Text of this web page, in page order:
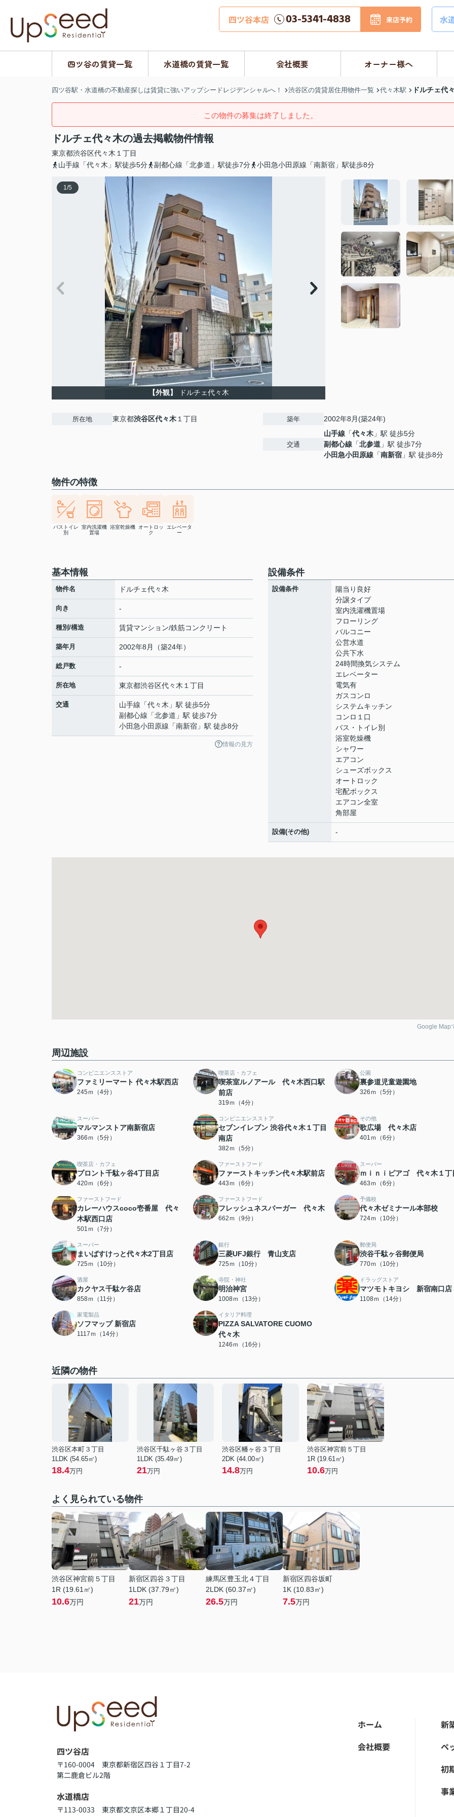
四ツ谷本店 03-5341-4838 来店予約 水
四ツ谷の賃貸一覧 水道橋の賃貸一覧 会社概要 オーナー様へ
四ツ谷駅・水道橋の不動産探しは賃貸に強いアップシードレジデンシャルへ！ 渋谷区の賃貸居住用物件一覧 代々木駅 ドルチェ代
この物件の募集は終了しました。
ドルチェ代々木の過去掲載物件情報
東京都渋谷区代々木 １丁目
山手線「代々木」駅徒歩5分
副都心線「北参道」駅徒歩7分 小田急小田原線「南新宿」駅徒歩8分
1/5
【外観】 ドルチェ代々木
所在地 東京都渋谷区代々木 １丁目 築年 2002年8月(築24年)
交通
山手線 「代々木 」駅 徒歩5分
副都心線 「北参道 」駅 徒歩7分
小田急小田原線 「南新宿 」駅 徒歩8分
物件の特徴
バストイレ
別
室内洗濯機
置場
浴室乾燥機
オートロッ
ク
エレベータ
ー
基本情報
物件名 ドルチェ代々木
向き -
種別/構造 賃貸マンション/鉄筋コンクリート
築年月 2002年8月（築24年）
総戸数 -
所在地 東京都渋谷区代々木 １丁目
交通 山手線 「代々木 」駅 徒歩5分
副都心線 「北参道 」駅 徒歩7分
小田急小田原線 「南新宿 」駅 徒歩8分
情報の見方
設備条件
設備条件
陽当り良好
分譲タイプ
室内洗濯機置場
フローリング
バルコニー
公営水道
公共下水
24時間換気システム
エレベーター
電気有
ガスコンロ
システムキッチン
コンロ１口
バス・トイレ別
浴室乾燥機
シャワー
エアコン
シューズボックス
オートロック
宅配ボックス
エアコン全室
角部屋
設備(その他) -
Google Map
周辺施設
コンビニエンスストア
ファミリーマート 代々木駅西店
245ｍ（4分）
喫茶店・カフェ
喫茶室ルノアール 代々木西口駅
前店
319ｍ（4分）
公園
裏参道児童遊園地
326ｍ（5分）
スーパー
マルマンストア南新宿店
366ｍ（5分）
コンビニエンスストア
セブンイレブン 渋谷代々木１丁目
南店
382ｍ（5分）
その他
歌広場 代々木店
401ｍ（6分）
喫茶店・カフェ
プロント千駄ヶ谷4丁目店
420ｍ（6分）
ファーストフード
ファーストキッチン代々木駅前店
443ｍ（6分）
スーパー
ｍｉｎｉピアゴ 代々木１丁
463ｍ（6分）
ファーストフード
カレーハウスcoco壱番屋 代々
木駅西口店
501ｍ（7分）
ファーストフード
フレッシュネスバーガー 代々木
662ｍ（9分）
予備校
代々木ゼミナール本部校
724ｍ（10分）
スーパー
まいばすけっと代々木2丁目店
725ｍ（10分）
銀行
三菱UFJ銀行 青山支店
725ｍ（10分）
郵便局
渋谷千駄ヶ谷郵便局
770ｍ（10分）
酒屋
カクヤス千駄ケ谷店
858ｍ（11分）
寺院・神社
明治神宮
1008ｍ（13分）
ドラッグストア
マツモトキヨシ 新宿南口店
1108ｍ（14分）
家電製品
ソフマップ 新宿店
1117ｍ（14分）
イタリア料理
PIZZA SALVATORE CUOMO
代々木
1246ｍ（16分）
近隣の物件
渋谷区本町３丁目
1LDK (54.65㎡)
18.4万円
渋谷区千駄ヶ谷３丁目
1LDK (35.49㎡)
21万円
渋谷区幡ヶ谷３丁目
2DK (44.00㎡)
14.8万円
渋谷区神宮前５丁目
1R (19.61㎡)
10.6万円
よく見られている物件
渋谷区神宮前５丁目
1R (19.61㎡)
10.6万円
新宿区四谷３丁目
1LDK (37.79㎡)
21万円
練馬区豊玉北４丁目
2LDK (60.37㎡)
26.5万円
新宿区四谷坂町
1K (10.83㎡)
7.5万円
四ツ谷店
〒160-0004 東京都新宿区四谷１丁目7-2
第二鹿倉ビル2階
水道橋店
〒113-0033 東京都文京区本郷１丁目20-4
ホーム
会社概要
新
ペ
初
事